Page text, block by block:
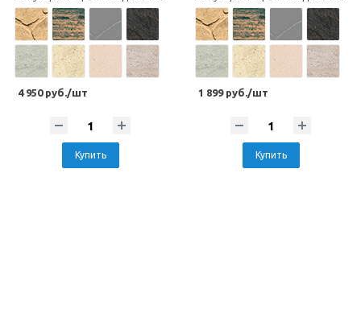
4 950 руб./шт
Купить
1 899 руб./шт
Купить